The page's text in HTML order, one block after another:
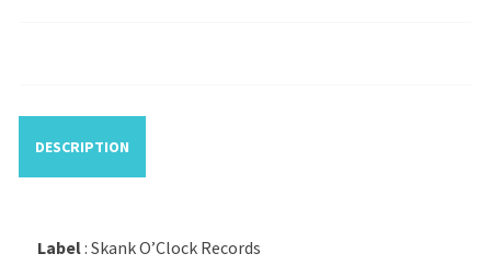
DESCRIPTION
Label: Skank O’Clock Records